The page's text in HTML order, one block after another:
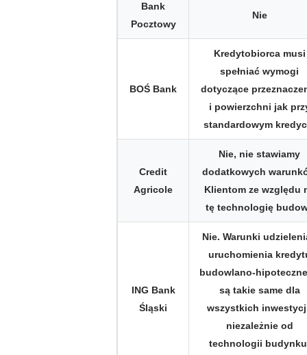
Bank
Pocztowy
Nie
BOŚ Bank
Kredytobiorca musi
spełniać wymogi
dotyczące
i powierzchni jak
standardowym
Credit
Agricole
Nie, nie stawiamy
dodatkowych
Klientom ze względu
tę technologię
ING Bank
Śląski
Nie. Warunki
uruchomienia
budowlano-
są takie same dla
wszystkich
niezależnie od
technologii